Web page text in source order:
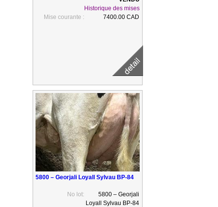
Historique des mises
Mise courante :
7400.00 CAD
5800 – Georjali Loyall Sylvau BP-84
No lot:
5800 – Georjali
Loyall Sylvau BP-84